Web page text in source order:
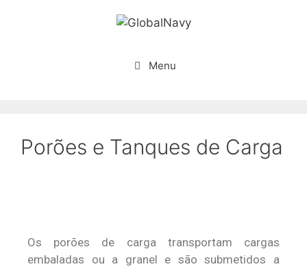
Menu
Porões e Tanques de Carga
Os porões de carga transportam cargas
embaladas ou a granel e são submetidos a